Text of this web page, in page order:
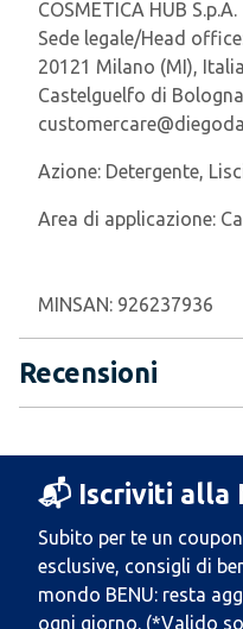
COSMETICA HUB S.p.A.
Sede legale/Head
20121 Milano (MI),
Castelguelfo di
Azione: Detergente,
Area di applicazione:
MINSAN: 926237936
Recensioni
📬 Iscriviti alla
Subito per te un
esclusive, consigli di
mondo BENU: resta
ogni giorno. (*Valido